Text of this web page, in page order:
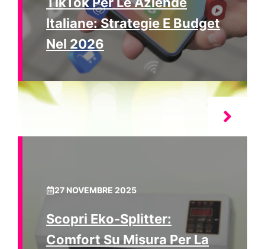
Italiane: Strategie E Budget
Nel 2026
27 NOVEMBRE 2025
Scopri Eko-Splitter:
Comfort Su Misura Per La